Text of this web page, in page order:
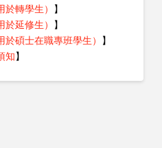
轉學生）
】
延修生）
】
碩士在職專班學生）
】
知】